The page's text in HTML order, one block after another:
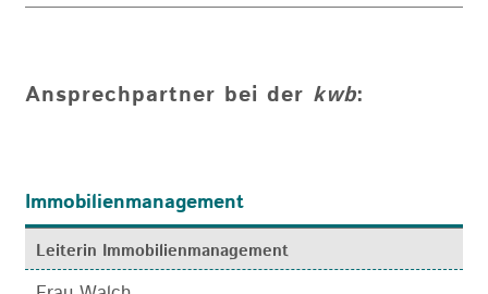
Ansprechpartner bei der kwb:
Immobilienmanagement
Leiterin Immobilienmanagement